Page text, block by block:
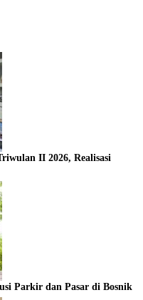
II 2026, Realisasi
Parkir dan Pasar di Bosnik